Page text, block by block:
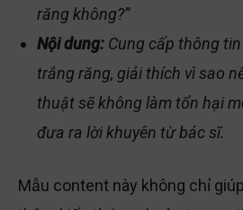
răng không?”
Nội dung: Cung cấp thông
trắng răng, giải thích vì sao
thuật sẽ không làm tổn hại
đưa ra lời khuyên từ bác sĩ.
Mẫu content này không chỉ